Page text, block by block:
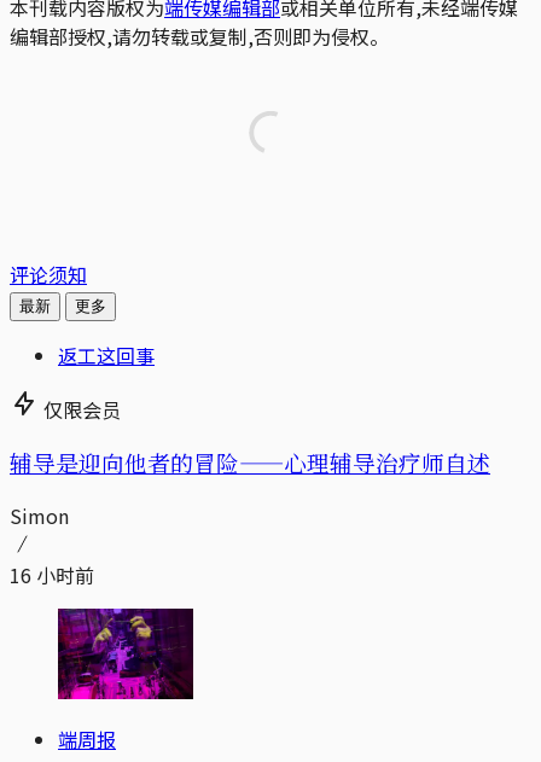
本刊载内容版权为端传媒编辑部或相关单位所有,未经端传媒
编辑部授权,请勿转载或复制,否则即为侵权。
评论须知
最新 更多
返工这回事
仅限会员
辅导是迎向他者的冒险——心理辅导治疗师自述
Simon
16 小时前
端周报